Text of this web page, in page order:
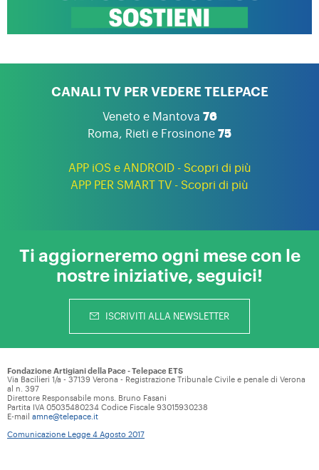
CANALI TV PER VEDERE TELEPACE
Veneto e Mantova 76
Roma, Rieti e Frosinone 75
APP iOS e ANDROID - Scopri di più
APP PER SMART TV - Scopri di più
Ti aggiorneremo ogni mese con le
nostre iniziative, seguici!
ISCRIVITI ALLA NEWSLETTER
Fondazione Artigiani della Pace - Telepace ETS
Via Bacilieri 1/a - 37139 Verona - Registrazione Tribunale Civile e penale di Verona
al n. 397
Direttore Responsabile mons. Bruno Fasani
Partita IVA 05035480234 Codice Fiscale 93015930238
E-mail amne@telepace.it
Comunicazione Legge 4 Agosto 2017